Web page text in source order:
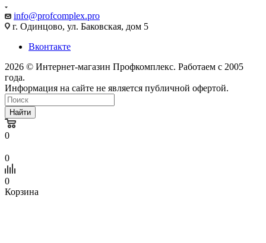
info@profcomplex.pro
г. Одинцово, ул. Баковская, дом 5
Вконтакте
2026 © Интернет-магазин Профкомплекс. Работаем с 2005
года.
Информация на сайте не является публичной офертой.
Найти
0
0
0
Корзина